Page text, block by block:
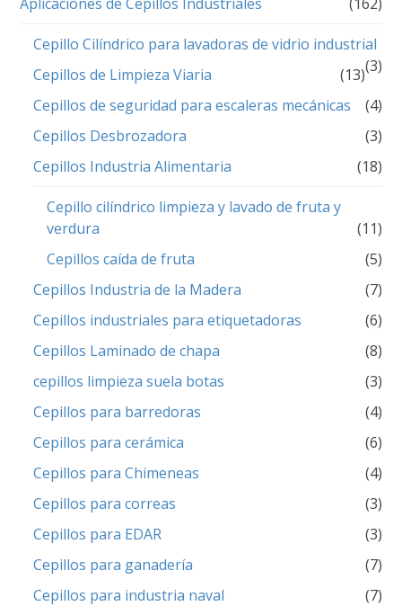
Cepillo Cilíndrico para lavadoras de vidrio industrial
(3)
Cepillos de Limpieza Viaria
(13)
Cepillos de seguridad para escaleras mecánicas
(4)
Cepillos Desbrozadora
(3)
Cepillos Industria Alimentaria
(18)
Cepillo cilíndrico limpieza y lavado de fruta y
verdura
(11)
Cepillos caída de fruta
(5)
Cepillos Industria de la Madera
(7)
Cepillos industriales para etiquetadoras
(6)
Cepillos Laminado de chapa
(8)
cepillos limpieza suela botas
(3)
Cepillos para barredoras
(4)
Cepillos para cerámica
(6)
Cepillos para Chimeneas
(4)
Cepillos para correas
(3)
Cepillos para EDAR
(3)
Cepillos para ganadería
(7)
Cepillos para industria naval
(7)